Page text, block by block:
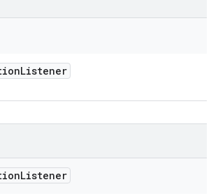
Listener
Listener